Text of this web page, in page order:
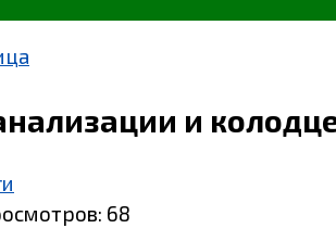
и
68